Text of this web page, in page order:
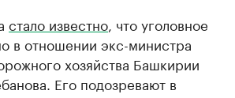
стало известно, что уголовное
в отношении экс-министра
хозяйства Башкирии
Его подозревают в